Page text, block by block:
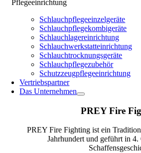
Pflegeeinrichtung
Schlauchpflegeeinzelgeräte
Schlauchpflegekombigeräte
Schlauchlagereinrichtung
Schlauchwerkstatteinrichtung
Schlauchtrocknungsgeräte
Schlauchpflegezubehör
Schutzzeugpflegeeinrichtung
Vertriebspartner
Das Unternehmen
PREY Fire
PREY Fire Fighting ist ein
Jahrhundert und geführt in 4.